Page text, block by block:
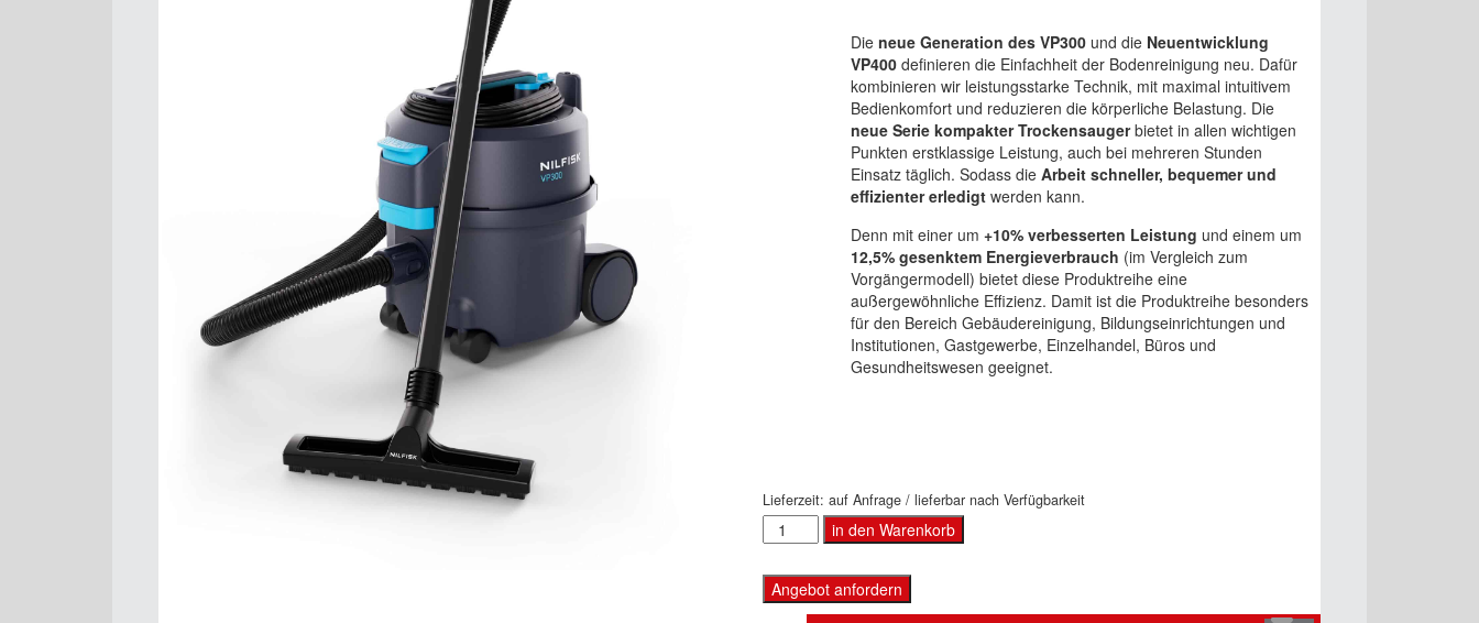
Die neue Generation des VP300 und die Neuentwicklung
VP400 definieren die Einfachheit der Bodenreinigung neu. Dafür
kombinieren wir leistungsstarke Technik, mit maximal intuitivem
Bedienkomfort und reduzieren die körperliche Belastung. Die
neue Serie kompakter Trockensaugerbietet in allen wichtigen
Punkten erstklassige Leistung, auch bei mehreren Stunden
Einsatz täglich. Sodass dieArbeit schneller, bequemer und
effizienter erledigtwerden kann.
Denn mit einer um+10% verbesserten Leistung und einem um
12,5% gesenktem Energieverbrauch (im Vergleich zum
Vorgängermodell) bietet diese Produktreihe eine
außergewöhnliche Effizienz. Damit ist die Produktreihe besonders
für den Bereich Gebäudereinigung, Bildungseinrichtungen und
Institutionen, Gastgewerbe, Einzelhandel, Büros und
Gesundheitswesen geeignet.
Lieferzeit:auf Anfrage / lieferbar nach Verfügbarkeit
Anzahl in den Warenkorb
Angebot anfordern